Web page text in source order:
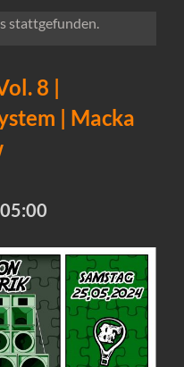
stattgefunden.
8 |
| Macka
05:00